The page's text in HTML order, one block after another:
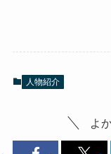
人物紹介
よ